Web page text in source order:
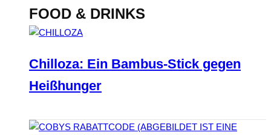
FOOD & DRINKS
Chilloza: Ein Bambus-Stick gegen
Heißhunger